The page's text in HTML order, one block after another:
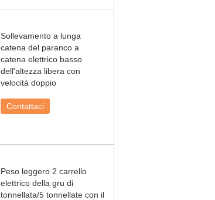
Sollevamento a lunga
catena del paranco a
catena elettrico basso
dell'altezza libera con
velocità doppio
Contattaci
Peso leggero 2 carrello
elettrico della gru di
tonnellata/5 tonnellate con il